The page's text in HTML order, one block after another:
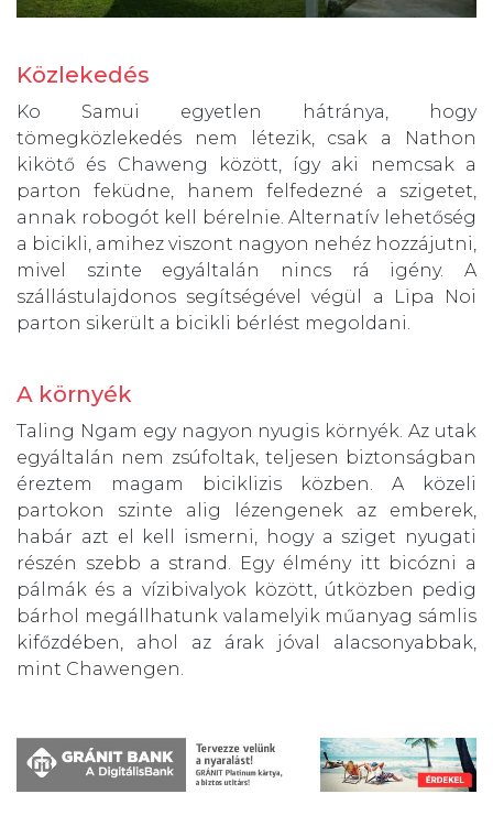
Közlekedés
Ko Samui egyetlen hátránya, hogy
tömegközlekedés nem létezik, csak a Nathon
kikötő és Chaweng között, így aki nemcsak a
parton feküdne, hanem felfedezné a szigetet,
annak robogót kell bérelnie. Alternatív lehetőség
a bicikli, amihez viszont nagyon nehéz hozzájutni,
mivel szinte egyáltalán nincs rá igény. A
szállástulajdonos segítségével végül a Lipa Noi
parton sikerült a bicikli bérlést megoldani.
A környék
Taling Ngam egy nagyon nyugis környék. Az utak
egyáltalán nem zsúfoltak, teljesen biztonságban
éreztem magam biciklizis közben. A közeli
partokon szinte alig lézengenek az emberek,
habár azt el kell ismerni, hogy a sziget nyugati
részén szebb a strand. Egy élmény itt bicózni a
pálmák és a vízibivalyok között, útközben pedig
bárhol megállhatunk valamelyik műanyag sámlis
kifőzdében, ahol az árak jóval alacsonyabbak,
mint Chawengen.